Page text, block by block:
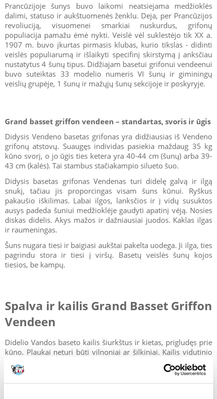
Prancūzijoje šunys buvo laikomi neatsiejama medžioklės
dalimi, statuso ir aukštuomenės ženklu. Deja, per Prancūzijos
revoliuciją, visuomenei smarkiai nuskurdus, grifonų
populiacija pamažu ėmė nykti. Veislė vėl suklestėjo tik XX a.
1907 m. buvo įkurtas pirmasis klubas, kurio tikslas - didinti
veislės populiarumą ir išlaikyti specifinį skirstymą į anksčiau
nustatytus 4 šunų tipus. Didžiajam basetui grifonui vendeenui
buvo suteiktas 33 modelio numeris VI šunų ir giminingų
veislių grupėje, 1 šunų ir mažųjų šunų sekcijoje ir poskyryje.
Grand basset griffon vendeen – standartas, svoris ir ūgis
Didysis Vendeno basetas grifonas yra didžiausias iš Vendeno
grifonų atstovų. Suaugęs individas pasiekia maždaug 35 kg
kūno svorį, o jo ūgis ties ketera yra 40-44 cm (šunų) arba 39-
43 cm (kalės). Tai stambus stačiakampio silueto šuo.
Didysis basetas grifonas Vendenas turi didelę galvą ir ilgą
snukį, tačiau jis proporcingas visam šuns kūnui. Ryškus
pakaušio iškilimas. Labai ilgos, lanksčios ir į vidų susuktos
ausys padeda šuniui medžioklėje gaudyti apatinį vėją. Nosies
diskas didelis. Akys mažos ir dažniausiai juodos. Kaklas ilgas
ir raumeningas.
Šuns nugara tiesi ir baigiasi aukštai pakelta uodega. Ji ilga, ties
pagrindu stora ir tiesi į viršų. Basetų veislės šunų kojos
tiesios, be kampų.
Spalva ir kailis Grand Basset Griffon
Vendeen
Didelio Vandos baseto kailis šiurkštus ir kietas, prigludęs prie
kūno. Plaukai neturi būti vilnoniai ar šilkiniai. Kailis vidutinio
ilgio, o ant ausų ir antakių dar ilgesnis. Smakras yra
šerpetotas.
Priimtinos šių veislių spalvos: juoda su ugnimi, juoda su